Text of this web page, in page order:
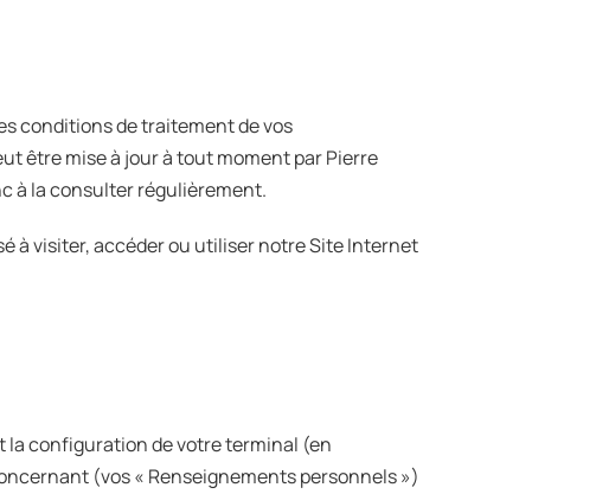
conditions de traitement de vos
être mise à jour à tout moment par Pierre
à la consulter régulièrement.
à visiter, accéder ou utiliser notre Site Internet
la configuration de votre terminal (en
(vos « Renseignements personnels »)